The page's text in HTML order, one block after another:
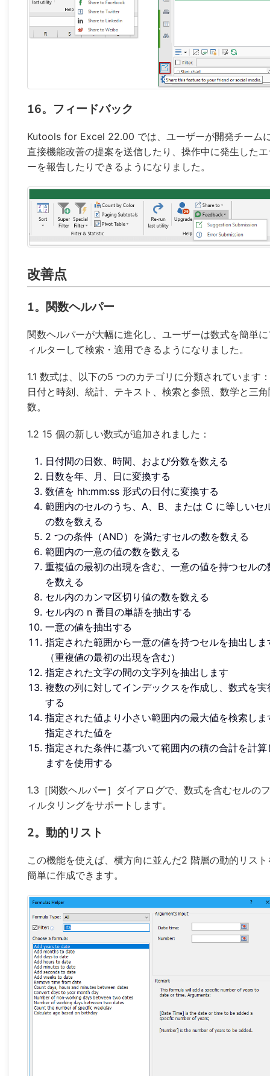
16。フィードバック
Kutools for Excel 22.00 では、ユーザーが開発チーム
直接機能改善の提案を送信したり、操作中に発生した
ーを報告したりできるようになりました。
改善点
1。関数ヘルパー
関数ヘルパーが大幅に進化し、ユーザーは数式を簡単
ィルターして検索・適用できるようになりました。
1.1 数式は、以下の5 つのカテゴリに分類されています：
日付と時刻、統計、テキスト、検索と参照、数学と三
数。
1.2 15 個の新しい数式が追加されました：
日付間の日数、時間、および分数を数える
日数を年、月、日に変換する
数値を hh:mm:ss 形式の日付に変換する
範囲内のセルのうち、A、B、または C に等しいセ
の数を数える
2 つの条件（AND）を満たすセルの数を数える
範囲内の一意の値の数を数える
重複値の最初の出現を含む、一意の値を持つセルの
を数える
セル内のカンマ区切り値の数を数える
セル内の n 番目の単語を抽出する
一意の値を抽出する
指定された範囲から一意の値を持つセルを抽出しま
（重複値の最初の出現を含む）
指定された文字の間の文字列を抽出します
複数の列に対してインデックスを作成し、数式を実
する
指定された値より小さい範囲内の最大値を検索しま
指定された値を
指定された条件に基づいて範囲内の積の合計を計算
ますを使用する
1.3［関数ヘルパー］ダイアログで、数式を含むセルのフ
ィルタリングをサポートします。
2。動的リスト
この機能を使えば、横方向に並んだ2 階層の動的リスト
簡単に作成できます。